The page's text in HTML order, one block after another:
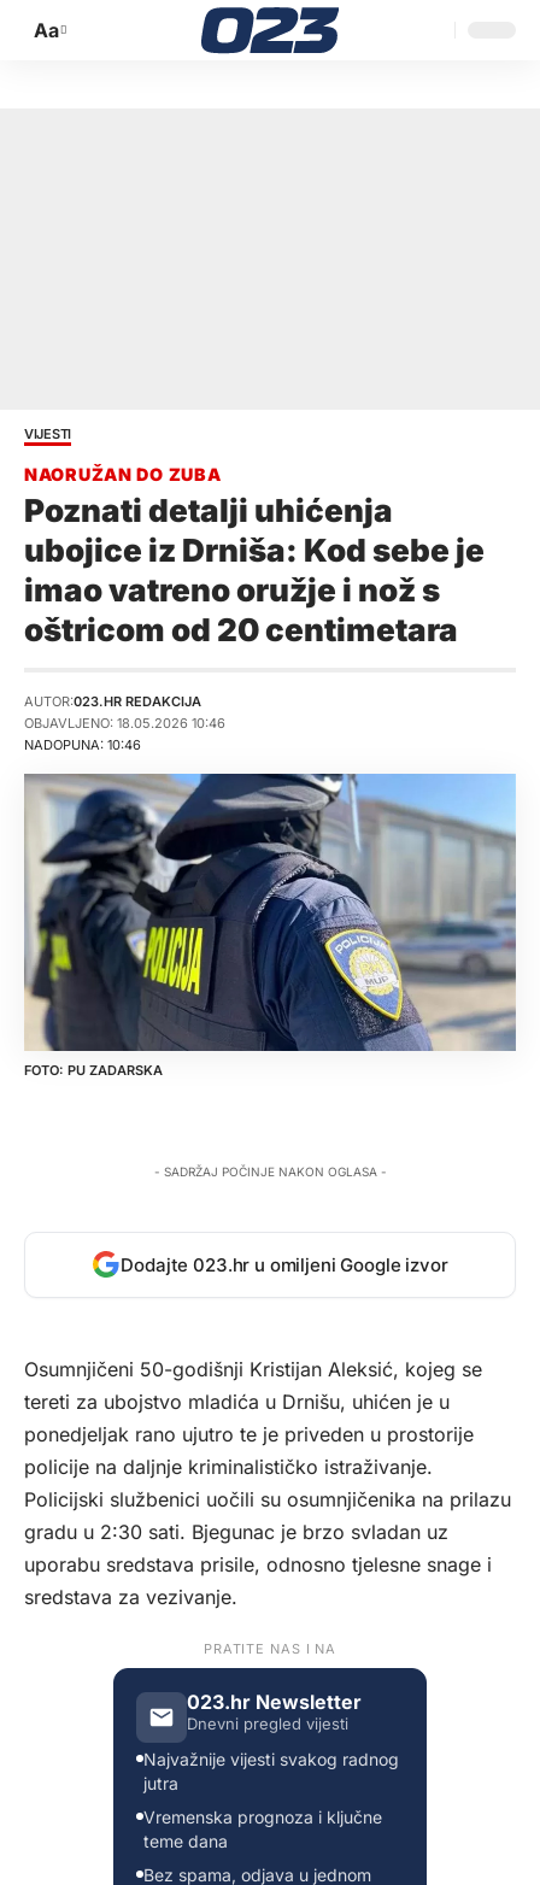
Promijeni
Aa
VIJESTI
Poznati detalji uhićenja
ubojice iz Drniša: Kod sebe je
imao vatreno oružje i nož s
oštricom od 20 centimetara
NADOPUNA: 10:46
AUTOR:023.HR REDAKCIJA
OBJAVLJENO: 18.05.2026 10:46
PU ZADARSKA
- SADRŽAJ POČINJE NAKON OGLASA -
Dodajte 023.hr u omiljeni Google izvor
Osumnjičeni 50-godišnji Kristijan Aleksić, kojeg se
tereti za ubojstvo mladića u Drnišu, uhićen je u
ponedjeljak rano ujutro te je priveden u prostorije
policije na daljnje kriminalističko istraživanje.
Policijski službenici uočili su osumnjičenika na prilazu
gradu u 2:30 sati. Bjegunac je brzo svladan uz
uporabu sredstava prisile, odnosno tjelesne snage i
sredstava za vezivanje.
PRATITE NAS I NA
023.hr Newsletter
Dnevni pregled vijesti
Najvažnije vijesti svakog radnog
jutra
Vremenska prognoza i ključne
teme dana
Bez spama, odjava u jednom